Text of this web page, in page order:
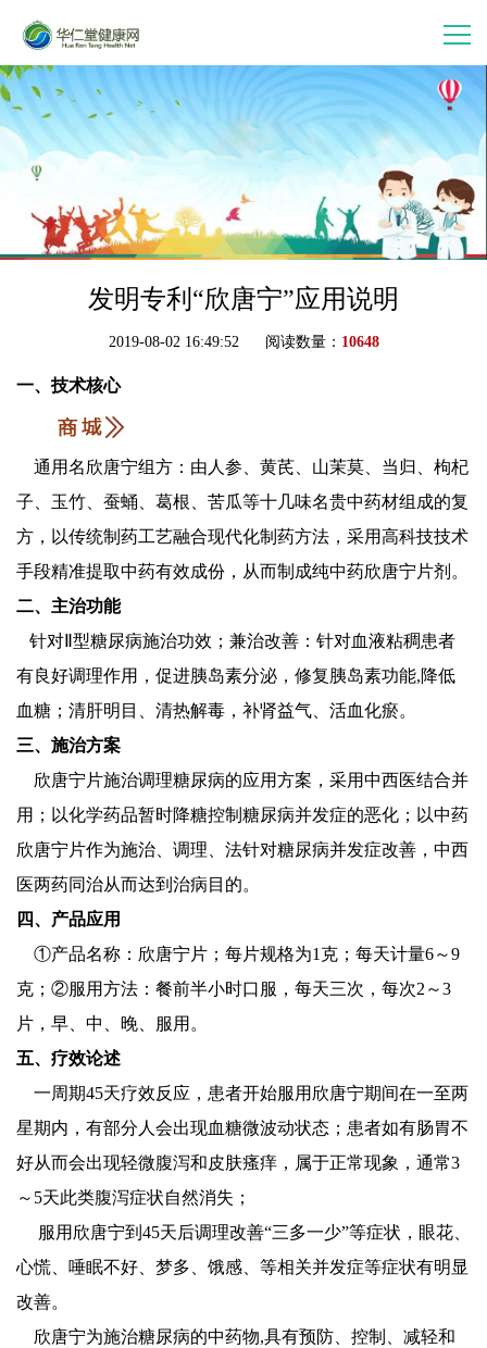
首 页
走进华仁堂
连锁加盟
案例分享
会员中心
发明专利“欣唐宁”应用说明
2019-08-02 16:49:52 阅读数量： 10648
一、技术核心
通用名欣唐宁组方：由人参、黄芪、山茉莫、当归、枸杞
子、玉竹、蚕蛹、葛根、苦瓜等十几味名贵中药材组成的复
方，以传统制药工艺融合现代化制药方法，采用高科技技术
手段精准提取中药有效成份，从而制成纯中药欣唐宁片剂。
二、主治功能
针对Ⅱ型糖尿病施治功效；兼治改善：针对血液粘稠患者
有良好调理作用，促进胰岛素分泌，修复胰岛素功能,降低
血糖；清肝明目、清热解毒，补肾益气、活血化瘀。
三、施治方案
欣唐宁片施治调理糖尿病的应用方案，采用中西医结合并
用；以化学药品暂时降糖控制糖尿病并发症的恶化；以中药
欣唐宁片作为施治、调理、法针对糖尿病并发症改善，中西
医两药同治从而达到治病目的。
四、产品应用
①产品名称：欣唐宁片；每片规格为1克；每天计量6～9
克；②服用方法：餐前半小时口服，每天三次，每次2～3
片，早、中、晚、服用。
五、疗效论述
一周期45天疗效反应，患者开始服用欣唐宁期间在一至两
星期内，有部分人会出现血糖微波动状态；患者如有肠胃不
好从而会出现轻微腹泻和皮肤瘙痒，属于正常现象，通常3
～5天此类腹泻症状自然消失；
服用欣唐宁到45天后调理改善“三多一少”等症状，眼花、
心慌、唾眠不好、梦多、饿感、等相关并发症等症状有明显
改善。
欣唐宁为施治糖尿病的中药物,具有预防、控制、减轻和